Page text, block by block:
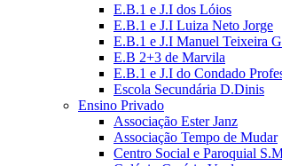
E.B.1 e J.I dos Lóios
E.B.1 e J.I Luiza Neto Jorge
E.B.1 e J.I Manuel Teixeira
E.B 2+3 de Marvila
E.B.1 e J.I do Condado
Escola Secundária D.Dinis
Ensino Privado
Associação Ester Janz
Associação Tempo de Mudar
Centro Social e Paroquial